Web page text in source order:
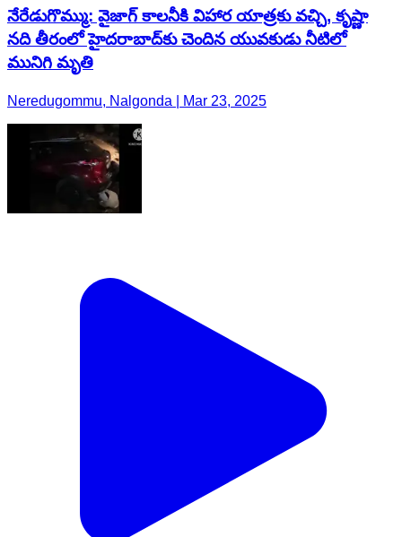
నేరేడుగొమ్ము: వైజాగ్ కాలనీకి విహార యాత్రకు వచ్చి, కృష్ణా
నది తీరంలో హైదరాబాద్‌కు చెందిన యువకుడు నీటిలో
మునిగి మృతి
Neredugommu, Nalgonda | Mar 23, 2025